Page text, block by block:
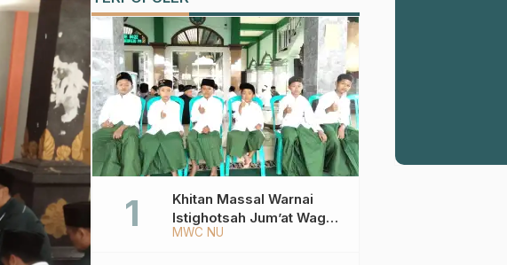
MWC NU
Khitan Massal Warnai
Istighotsah Jum’at Wage
MWCNU Sukorejo